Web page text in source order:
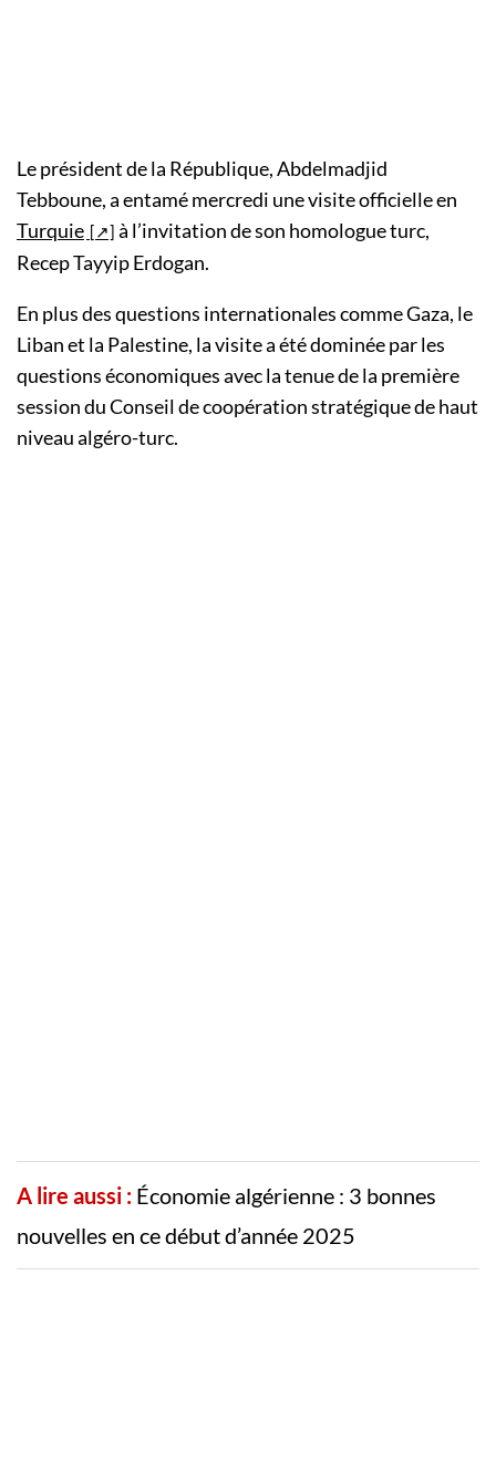
Le président de la République, Abdelmadjid
Tebboune, a entamé mercredi une visite officielle en
Turquie
à l’invitation de son homologue turc,
Recep Tayyip Erdogan.
En plus des questions internationales comme Gaza, le
Liban et la Palestine, la visite a été dominée par les
questions économiques avec la tenue de la première
session du Conseil de coopération stratégique de haut
niveau algéro-turc.
A lire aussi : Économie algérienne : 3 bonnes
nouvelles en ce début d’année 2025